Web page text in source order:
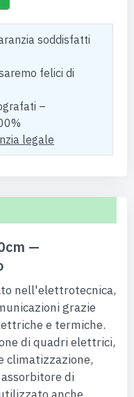
soddisfatti
felici di
–
legale
—
nell'elettrotecnica,
grazie
e termiche.
di quadri elettrici,
climatizzazione,
di